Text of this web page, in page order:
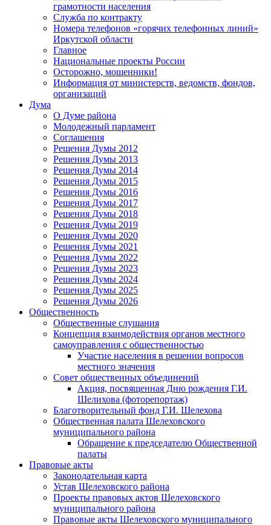
грамотности населения
Служба по контракту
Номера телефонов «горячих телефонных линий»
Иркутской области
Главное
Национальные проекты России
Осторожно, мошенники!
Информация от министерств, ведомств, фондов,
организаций
Дума
О Думе района
Молодежный парламент
Соглашения
Решения Думы 2012
Решения Думы 2013
Решения Думы 2014
Решения Думы 2015
Решения Думы 2016
Решения Думы 2017
Решения Думы 2018
Решения Думы 2019
Решения Думы 2020
Решения Думы 2021
Решения Думы 2022
Решения Думы 2023
Решения Думы 2024
Решения Думы 2025
Решения Думы 2026
Общественность
Общественные слушания
Концепция взаимодействия органов местного
самоуправления с общественностью
Участие населения в решении вопросов
местного значения
Совет общественных объединений
Акция, посвященная Дню рождения Г.И.
Шелихова (фоторепортаж)
Благотворительный фонд Г.И. Шелехова
Общественная палата Шелеховского
муниципального района
Обращение к председателю Общественной
палаты
Правовые акты
Законодательная карта
Устав Шелеховского района
Проекты правовых актов Шелеховского
муниципального района
Правовые акты Шелеховского муниципального